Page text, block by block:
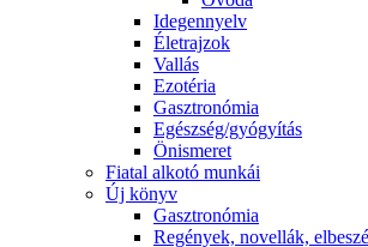
Idegennyelv
Életrajzok
Vallás
Ezotéria
Gasztronómia
Egészség/gyógyítás
Önismeret
Fiatal alkotó munkái
Új könyv
Gasztronómia
Regények, novellák,